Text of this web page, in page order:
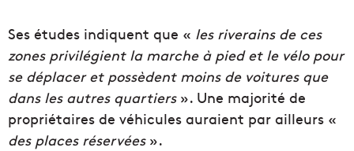
Ses études indiquent que « les riverains de ces
zones privilégient la marche à pied et le vélo pour
se déplacer et possèdent moins de voitures que
dans les autres quartiers». Une majorité de
propriétaires de véhicules auraient par ailleurs «
des places réservées».